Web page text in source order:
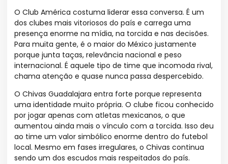
O Club América costuma liderar essa conversa. É um
dos clubes mais vitoriosos do país e carrega uma
presença enorme na mídia, na torcida e nas decisões.
Para muita gente, é o maior do México justamente
porque junta taças, relevância nacional e peso
internacional. É aquele tipo de time que incomoda rival,
chama atenção e quase nunca passa despercebido.
O Chivas Guadalajara entra forte porque representa
uma identidade muito própria. O clube ficou conhecido
por jogar apenas com atletas mexicanos, o que
aumentou ainda mais o vínculo com a torcida. Isso deu
ao time um valor simbólico enorme dentro do futebol
local. Mesmo em fases irregulares, o Chivas continua
sendo um dos escudos mais respeitados do país.